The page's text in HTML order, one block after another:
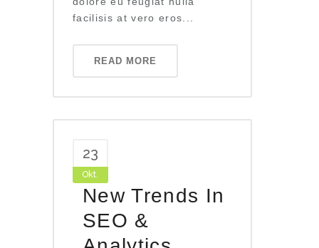
facilisis at vero eros...
READ MORE
23
Okt.
New Trends In
SEO &